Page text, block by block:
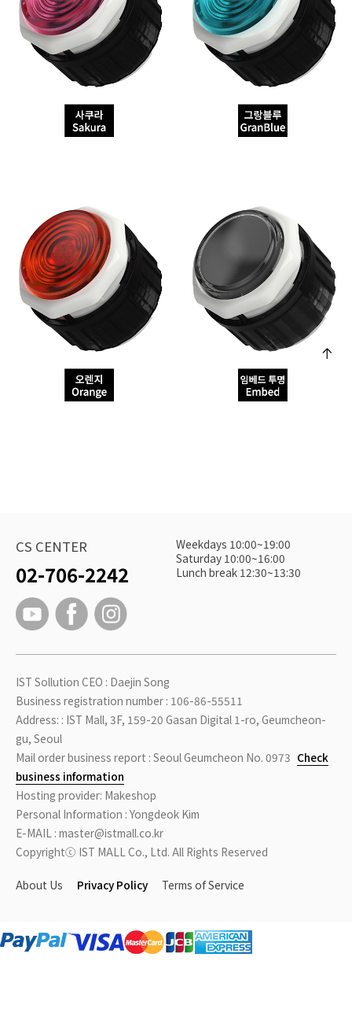
CS CENTER
02-706-2242
Weekdays 10:00~19:00
Saturday 10:00~16:00
Lunch break 12:30~13:30
IST Sollution CEO : Daejin Song
Business registration number : 106-86-55511
Address: : IST Mall, 3F, 159-20 Gasan Digital 1-ro, Geumcheon-
gu, Seoul
Mail order business report : Seoul Geumcheon No. 0973 Check
business information
Hosting provider: Makeshop
Personal Information : Yongdeok Kim
E-MAIL : master@istmall.co.kr
Copyrightⓒ IST MALL Co., Ltd. All Rights Reserved
About Us Privacy Policy Terms of Service